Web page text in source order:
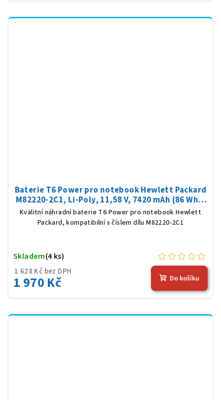
Baterie T6 Power pro notebook Hewlett Packard
M82220-2C1, Li-Poly, 11,58 V, 7420 mAh (86 Wh),
černá
Kvalitní náhradní baterie T6 Power pro notebook Hewlett
Packard, kompatibilní s číslem dílu M82220-2C1
1 628 Kč bez DPH
1 970 Kč
Skladem(4 ks)
Do košíku